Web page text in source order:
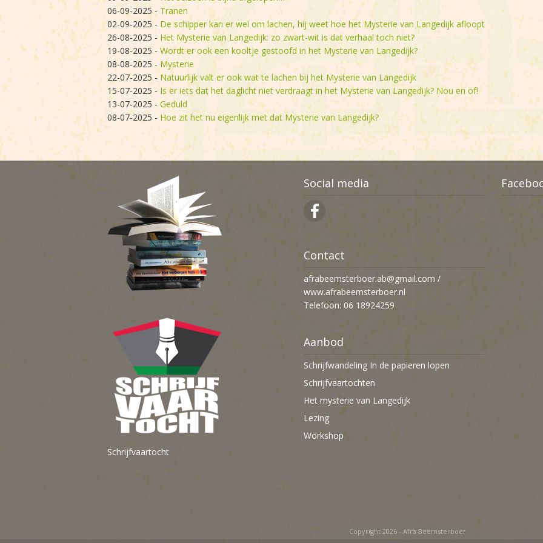
06-09-2025 - Tranen
02-09-2025- De schipper kan er wel om lachen, hij weet hoe het Mysterie van Langedijk afloopt
26-08-2025 -Het Mysterie van Langedijk: zo zwart-wit is dat verhaal toch niet?
19-08-2025- Wordt er ook een kooltje gestoofd in het Mysterie van Langedijk?
08-08-2025 -Mysterie
22-07-2025 -Natuurlijk valt er ook wat te lachen bij het Mysterie van Langedijk
15-07-2025 - Is er iets dat het daglicht niet verdraagt in het Mysterie van Langedijk? Nou en of!
13-07-2025 - Geduld
08-07-2025 - Hoe zit het nu eigenlijk met dat Mysterie van Langedijk?
Schrijfvaartocht
Social media
Contact
afrabeemsterboer.ab@gmail.com /
www.afrabeemsterboer.nl
Telefoon: 06 18924259
Aanbod
Schrijfwandeling In de papieren lopen
Schrijfvaartochten
Het mysterie van Langedijk
Lezing
Workshop
Copyright 2026 - Afra Beemsterboer